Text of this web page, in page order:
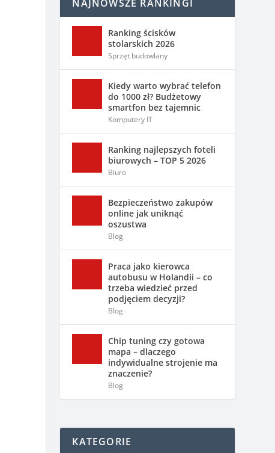
NAJNOWSZE RANKINGI
Ranking ścisków
stolarskich 2026
Sprzęt budowlany
Kiedy warto wybrać telefon
do 1000 zł? Budżetowy
smartfon bez tajemnic
Komputery IT
Ranking najlepszych foteli
biurowych – TOP 5 2026
Biuro
Bezpieczeństwo zakupów
online jak uniknąć
oszustwa
Blog
Praca jako kierowca
autobusu w Holandii – co
trzeba wiedzieć przed
podjęciem decyzji?
Blog
Chip tuning czy gotowa
mapa – dlaczego
indywidualne strojenie ma
znaczenie?
Blog
KATEGORIE